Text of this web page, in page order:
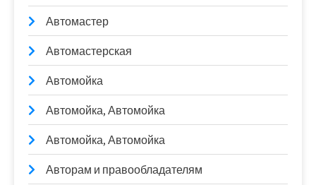
Автомастер
Автомастерская
Автомойка
Автомойка, Автомойка
Автомойка, Автомойка
Авторам и правообладателям